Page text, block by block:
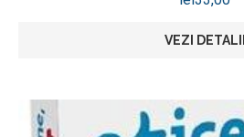
VEZI DETALII